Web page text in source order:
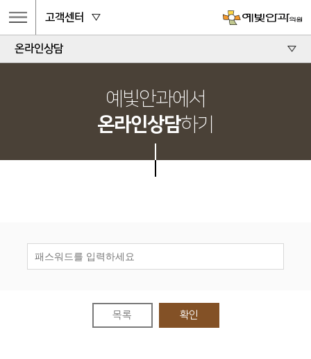
고객센터
온라인상담
예빛안과에서
온라인상담하기
목록 확인